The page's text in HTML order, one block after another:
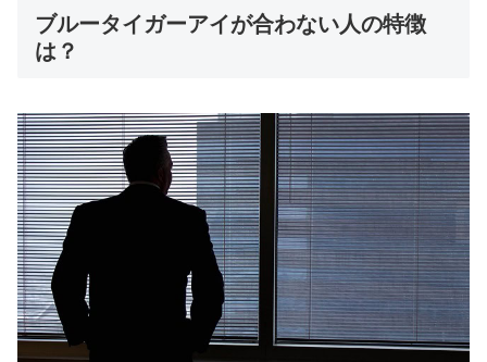
ブルータイガーアイが合わない人の特徴
は？